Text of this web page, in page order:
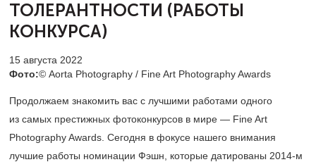
ТОЛЕРАНТНОСТИ (РАБОТЫ
КОНКУРСА)
15 августа 2022
Фото:© Aorta Photography / Fine Art Photography Awards
Продолжаем знакомить вас с лучшими работами одного
из самых престижных фотоконкурсов в мире — Fine Art
Photography Awards. Сегодня в фокусе нашего внимания
лучшие работы номинации Фэшн, которые датированы 2014-м